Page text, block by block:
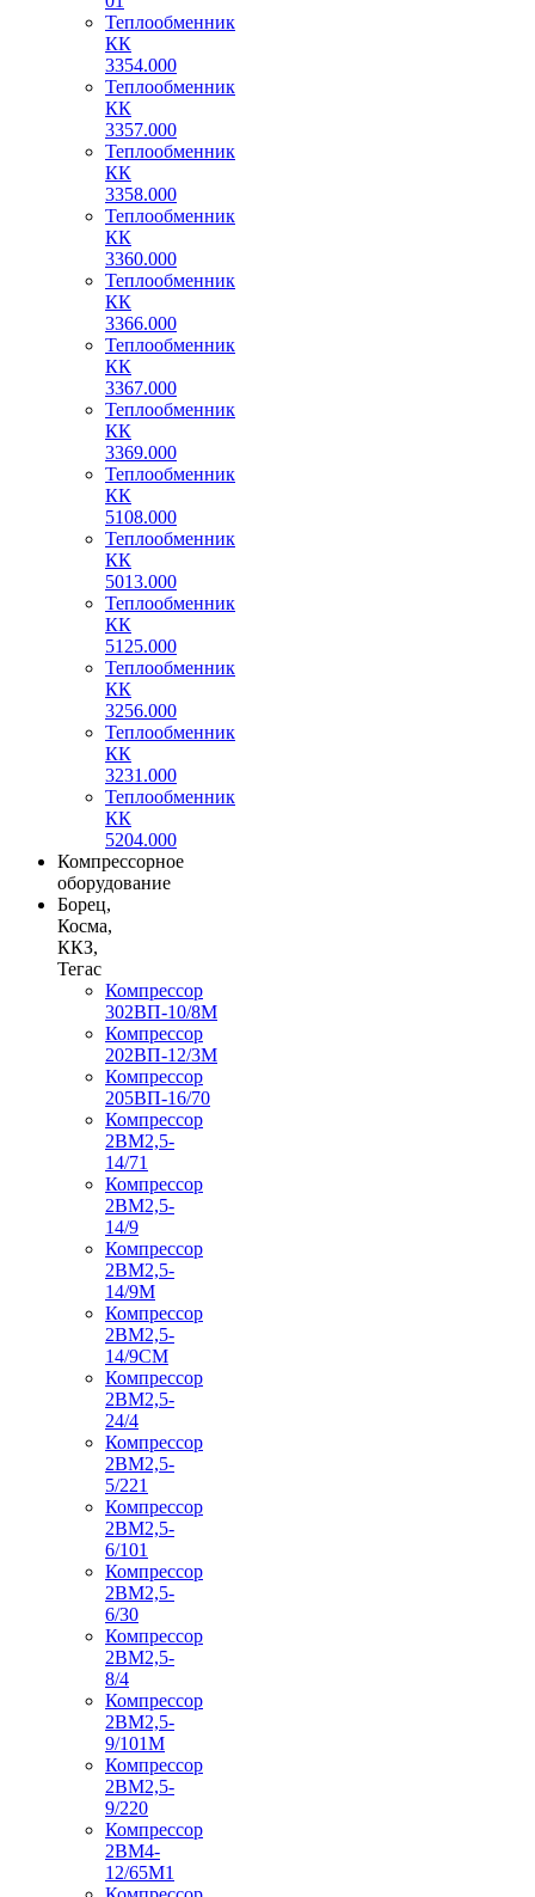
Теплообменник
КК
3354.000
Теплообменник
КК
3357.000
Теплообменник
КК
3358.000
Теплообменник
КК
3360.000
Теплообменник
КК
3366.000
Теплообменник
КК
3367.000
Теплообменник
КК
3369.000
Теплообменник
КК
5108.000
Теплообменник
КК
5013.000
Теплообменник
КК
5125.000
Теплообменник
КК
3256.000
Теплообменник
КК
3231.000
Теплообменник
КК
5204.000
Компрессорное
оборудование
Борец,
Косма,
ККЗ,
Тегас
Компрессор
302ВП-10/8М
Компрессор
202ВП-12/3М
Компрессор
205ВП-16/70
Компрессор
2ВМ2,5-
14/71
Компрессор
2ВМ2,5-
14/9
Компрессор
2ВМ2,5-
14/9М
Компрессор
2ВМ2,5-
14/9СМ
Компрессор
2ВМ2,5-
24/4
Компрессор
2ВМ2,5-
5/221
Компрессор
2ВМ2,5-
6/101
Компрессор
2ВМ2,5-
6/30
Компрессор
2ВМ2,5-
8/4
Компрессор
2ВМ2,5-
9/101М
Компрессор
2ВМ2,5-
9/220
Компрессор
2ВМ4-
12/65М1